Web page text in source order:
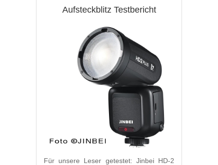
Aufsteckblitz Testbericht
Für unsere Leser getestet: Jinbei HD-2